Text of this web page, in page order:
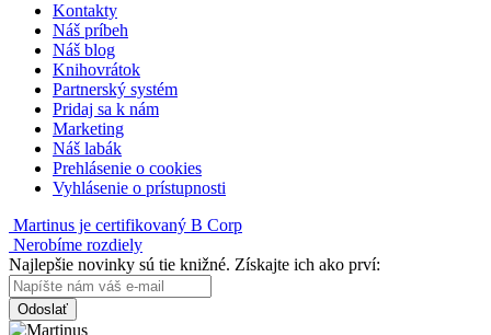
Kontakty
Náš príbeh
Náš blog
Knihovrátok
Partnerský systém
Pridaj sa k nám
Marketing
Náš labák
Prehlásenie o cookies
Vyhlásenie o prístupnosti
Martinus je certifikovaný B Corp
Nerobíme rozdiely
Najlepšie novinky sú tie knižné. Získajte ich ako prví:
Odoslať